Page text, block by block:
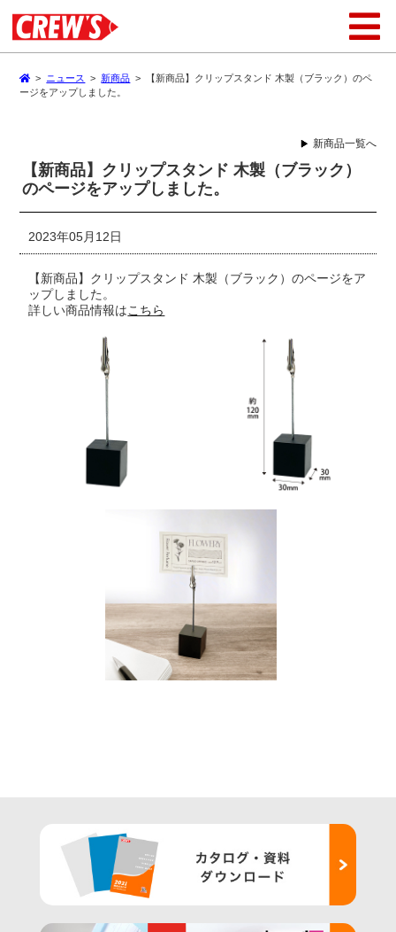
> ニュース > 新商品 >
【新商品】クリップスタンド 木製（ブラック）のペ
ージをアップしました。
【新商品】クリップスタンド 木製（ブラック）
のページをアップしました。
新商品一覧へ
2023年05月12日
【新商品】クリップスタンド 木製（ブラック）のページをア
ップしました。
詳しい商品情報はこちら